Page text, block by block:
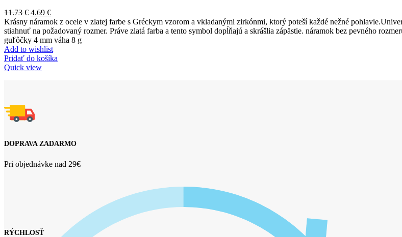
11.73€ 4.69 €
Krásny náramok z ocele v zlatej farbe s Gréckym vzorom a vkladanými zirkónmi, ktorý poteší každé nežné
stiahnuť na požadovaný rozmer. Práve zlatá farba a tento symbol dopĺňajú a skrášlia zápästie. náramok bez pevného
guľôčky 4 mm váha 8 g
Add to wishlist
Pridať do košíka
Quick view
DOPRAVA ZADARMO
Pri objednávke nad 29€
RÝCHLOSŤ